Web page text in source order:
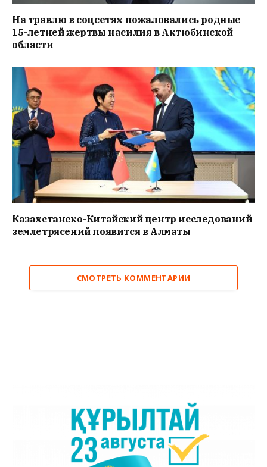
На травлю в соцсетях пожаловались родные
15-летней жертвы насилия в Актюбинской
области
Казахстанско-Китайский центр исследований
землетрясений появится в Алматы
СМОТРЕТЬ КОММЕНТАРИИ